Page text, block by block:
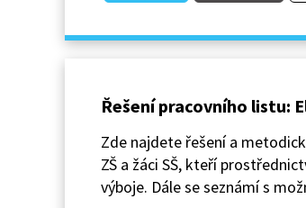
Řešení pracovního listu:
Zde najdete řešení a
ZŠ a žáci SŠ, kteří
výboje. Dále se seznámí s